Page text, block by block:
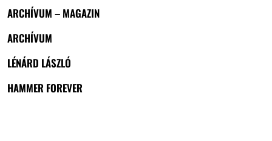
ARCHÍVUM – MAGAZIN
ARCHÍVUM
LÉNÁRD LÁSZLÓ
HAMMER FOREVER